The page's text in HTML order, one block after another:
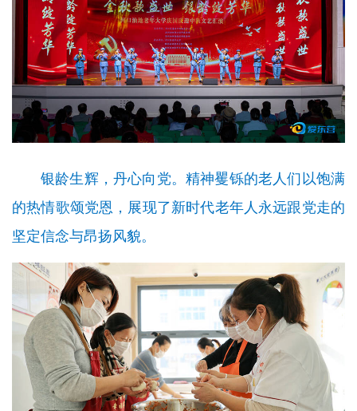
银龄生辉，丹心向党。精神矍铄的老人们以饱满
的热情歌颂党恩，展现了新时代老年人永远跟党走的
坚定信念与昂扬风貌。